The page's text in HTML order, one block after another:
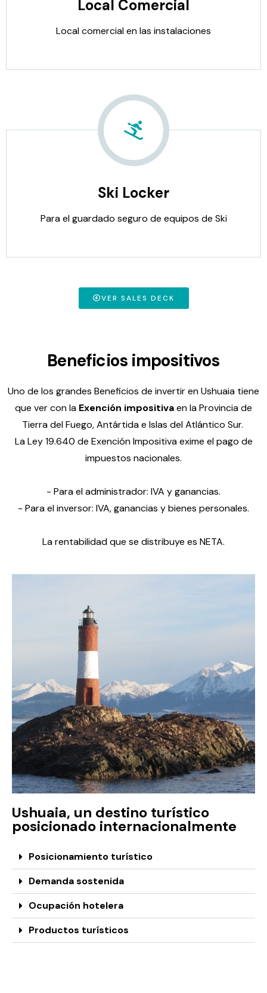
Local Comercial
Local comercial en las instalaciones
Ski Locker
Para el guardado seguro de equipos de Ski
VER SALES DECK
Beneficios impositivos
Uno de los grandes Beneficios de invertir en Ushuaia tiene
que ver con la Exención impositivaen la Provincia de
Tierra del Fuego, Antártida e Islas del Atlántico Sur.
La Ley 19.640 de Exención Impositiva exime el pago de
impuestos nacionales.
- Para el administrador: IVA y ganancias.
- Para el inversor: IVA, ganancias y bienes personales.
La rentabilidad que se distribuye es NETA.
Ushuaia, un destino turístico
posicionado internacionalmente
Posicionamiento turístico
Demanda sostenida
Ocupación hotelera
Productos turísticos